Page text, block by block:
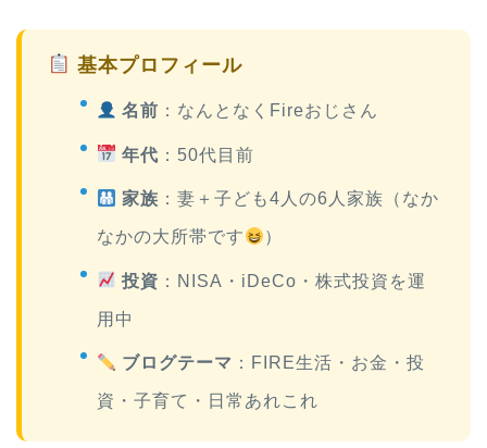
基本プロフィール
名前 ：なんとなくFireおじさん
年代 ：50代目前
家族 ：妻＋子ども4人の6人家族（なか
なかの大所帯です ）
投資 ：NISA・iDeCo・株式投資を運
用中
ブログテーマ ：FIRE生活・お金・投
資・子育て・日常あれこれ